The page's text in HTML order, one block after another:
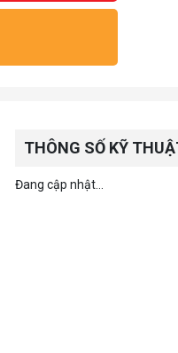
THÔNG SỐ KỸ
Đang cập nhật...